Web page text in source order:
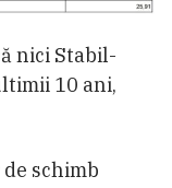
nici Stabil-
10 ani,
schimb